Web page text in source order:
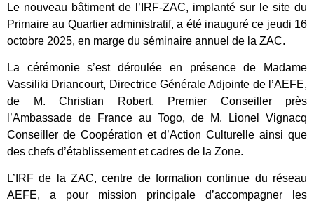
Le nouveau bâtiment de l’IRF-ZAC, implanté sur le site du
Primaire au Quartier administratif, a été inauguré ce jeudi 16
octobre 2025, en marge du séminaire annuel de la ZAC.
La cérémonie s’est déroulée en présence de Madame
Vassiliki Driancourt, Directrice Générale Adjointe de l’AEFE,
de M. Christian Robert, Premier Conseiller près
l’Ambassade de France au Togo, de M. Lionel Vignacq
Conseiller de Coopération et d’Action Culturelle ainsi que
des chefs d’établissement et cadres de la Zone.
L’IRF de la ZAC, centre de formation continue du réseau
AEFE, a pour mission principale d’accompagner les